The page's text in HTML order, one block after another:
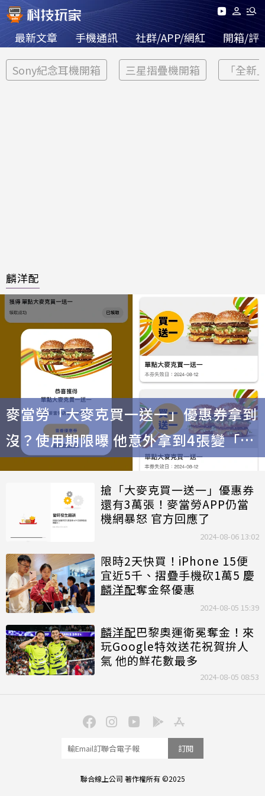
最新文章 手機通訊 社群/APP/網紅 開箱/評
Sony紀念耳機開箱 三星摺疊機開箱 「全新
麟洋配
麥當勞「大麥克買一送一」優惠券拿到
沒？使用期限曝 他意外拿到4張變「買
四送四」
搶「大麥克買一送一」優惠券
還有3萬張！麥當勞APP仍當
機網暴怒 官方回應了
2024-08-06 13:02
限時2天快買！iPhone 15便
宜近5千、摺疊手機砍1萬5 慶
麟洋配奪金祭優惠
2024-08-05 15:39
麟洋配巴黎奧運衛冕奪金！來
玩Google特效送花祝賀拚人
氣 他的鮮花數最多
2024-08-05 08:53
訂閱
聯合線上公司 著作權所有 ©2025